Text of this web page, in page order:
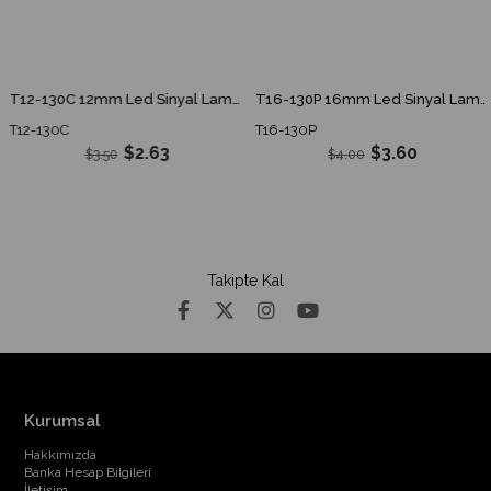
T12-130C 12mm Led Sinyal Lambası 12-24V DC 15cm Kablolu
T12-130C
$2.63
$3.50
T16-130P 16mm Led Sinyal Lambası 12-24V DC
T16-130P
$3.60
$4.00
Takipte Kal
Kurumsal
Hakkımızda
Banka Hesap Bilgileri